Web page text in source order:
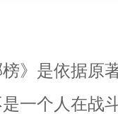
是依据原
一个人在战